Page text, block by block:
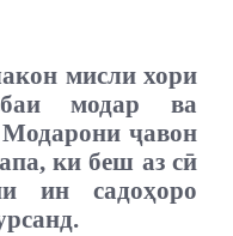
мисли хори
модар ва
Модарони ҷавон
ки беш аз сӣ
ин садоҳоро